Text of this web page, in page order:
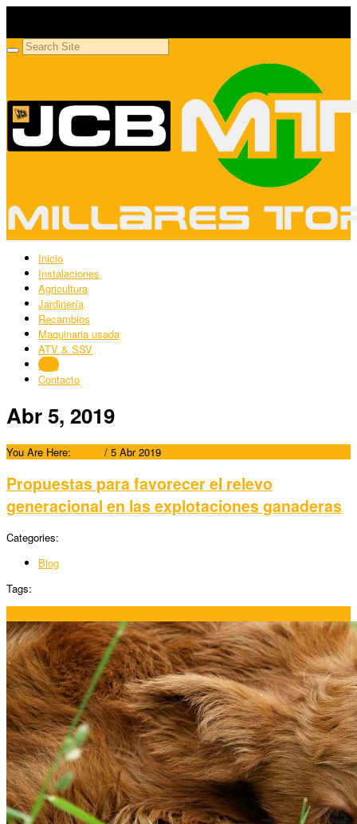
Inicio
Instalaciones
Agricultura
Jardinería
Recambios
Maquinaria usada
ATV & SSV
Blog
Contacto
Abr 5, 2019
You Are Here: / 5 Abr 2019
Propuestas para favorecer el relevo
generacional en las explotaciones ganaderas
Categories:
Blog
Tags: